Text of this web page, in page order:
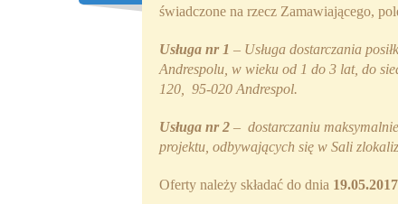
świadczone na rzecz Zamawiającego,
Usługa nr 1 – Usługa dostarczania
Andrespolu, w wieku od 1 do 3 lat, do
120, 95-020 Andrespol.
Usługa nr 2 – dostarczaniu
projektu, odbywających się w Sali
Oferty należy składać do dnia